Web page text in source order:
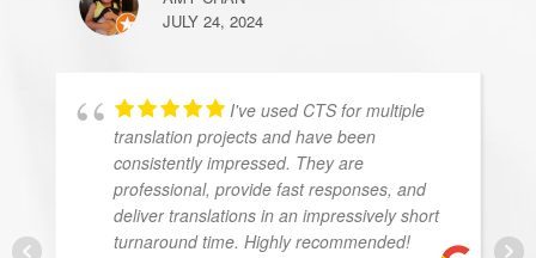
JULY 24, 2024
I've used CTS for multiple
translation projects and have been
consistently impressed. They are
professional, provide fast responses, and
deliver translations in an impressively short
turnaround time. Highly recommended!